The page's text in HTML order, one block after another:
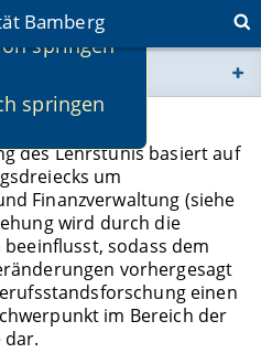
springen
springen
Bamberg
des Lehrstuhls basiert auf
um
Finanzverwaltung (siehe
wird durch die
sodass dem
vorhergesagt
einen
im Bereich der
dar.